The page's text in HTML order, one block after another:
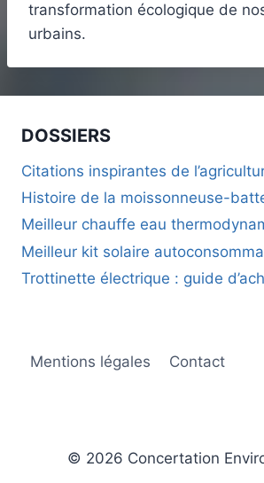
transformation écologique de
urbains.
DOSSIERS
Citations inspirantes de
Histoire de la moissonneuse-
Meilleur chauffe eau
Meilleur kit solaire
Trottinette électrique : guide
Mentions légales Contact
© 2026 Concertation